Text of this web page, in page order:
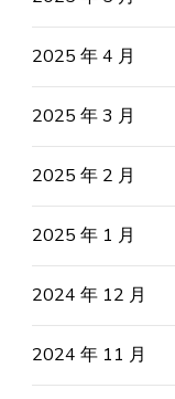
2025 年 4 月
2025 年 3 月
2025 年 2 月
2025 年 1 月
2024 年 12 月
2024 年 11 月